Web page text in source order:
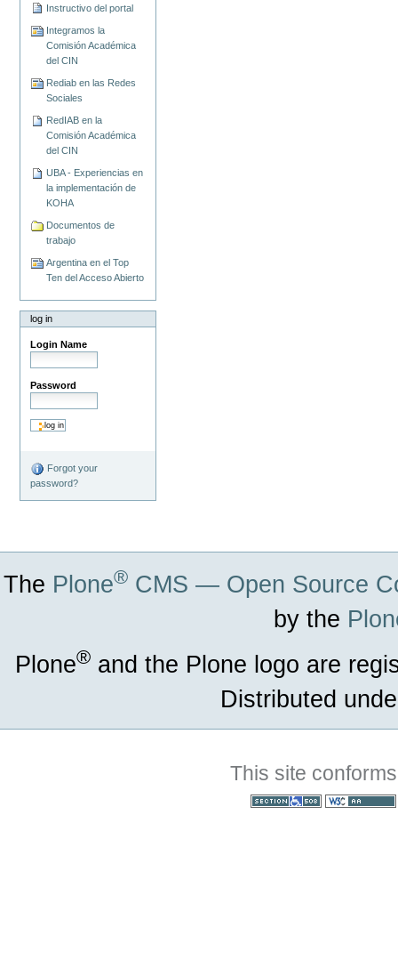
Instructivo del portal
Integramos la
Comisión Académica
del CIN
Rediab en las Redes
Sociales
RedIAB en la
Comisión Académica
del CIN
UBA - Experiencias en
la implementación de
KOHA
Documentos de
trabajo
Argentina en el Top
Ten del Acceso Abierto
log in
Login Name
Password
Forgot your
password?
The Plone® CMS — Open Source
by the
Plone® and the Plone logo are
Distributed
This site